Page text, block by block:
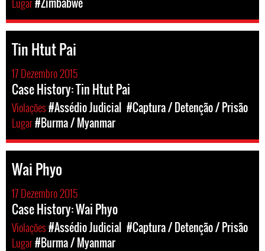
Tin Htut Pai
17 Dezembro 2015
Case History: Tin Htut Pai
Violações#Assédio Judicial #Captura / Detenção / Prisão
Lugar#Burma / Myanmar
Wai Phyo
17 Dezembro 2015
Case History: Wai Phyo
Violações#Assédio Judicial #Captura / Detenção / Prisão
Lugar#Burma / Myanmar